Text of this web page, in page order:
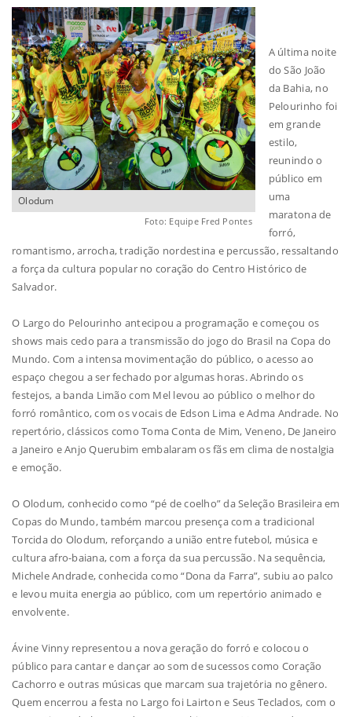
Olodum
Foto: Equipe Fred Pontes
A última noite
do São João
da Bahia, no
Pelourinho foi
em grande
estilo,
reunindo o
público em
uma
maratona de
forró,
romantismo, arrocha, tradição nordestina e percussão, ressaltando
a força da cultura popular no coração do Centro Histórico de
Salvador.
O Largo do Pelourinho antecipou a programação e começou os
shows mais cedo para a transmissão do jogo do Brasil na Copa do
Mundo. Com a intensa movimentação do público, o acesso ao
espaço chegou a ser fechado por algumas horas. Abrindo os
festejos, a banda Limão com Mel levou ao público o melhor do
forró romântico, com os vocais de Edson Lima e Adma Andrade. No
repertório, clássicos como Toma Conta de Mim, Veneno, De Janeiro
a Janeiro e Anjo Querubim embalaram os fãs em clima de nostalgia
e emoção.
O Olodum, conhecido como “pé de coelho” da Seleção Brasileira em
Copas do Mundo, também marcou presença com a tradicional
Torcida do Olodum, reforçando a união entre futebol, música e
cultura afro-baiana, com a força da sua percussão. Na sequência,
Michele Andrade, conhecida como “Dona da Farra”, subiu ao palco
e levou muita energia ao público, com um repertório animado e
envolvente.
Ávine Vinny representou a nova geração do forró e colocou o
público para cantar e dançar ao som de sucessos como Coração
Cachorro e outras músicas que marcam sua trajetória no gênero.
Quem encerrou a festa no Largo foi Lairton e Seus Teclados, com o